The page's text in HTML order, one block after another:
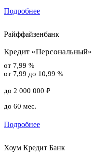
Подробнее
Райффайзенбанк
Кредит «Персональный»
от 7,99 %
от 7,99 до 10,99 %
до 2 000 000 ₽
до 60 мес.
Подробнее
Хоум Кредит Банк